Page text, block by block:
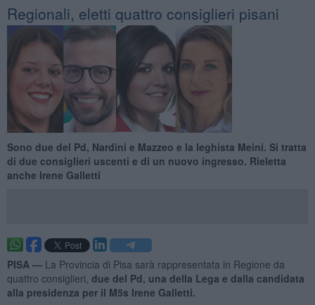
Regionali, eletti quattro consiglieri pisani
Sono due del Pd, Nardini e Mazzeo e la leghista Meini. Si tratta
di due consiglieri uscenti e di un nuovo ingresso. Rieletta
anche Irene Galletti
PISA — La Provincia di Pisa sarà rappresentata in Regione da
quattro consiglieri, due del Pd, una della Lega e dalla candidata
alla presidenza per il M5s Irene Galletti.